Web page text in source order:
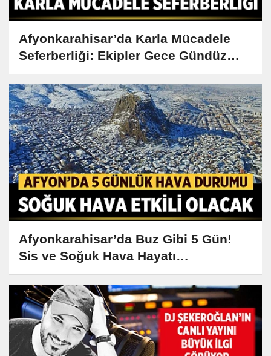
Afyonkarahisar’da Karla Mücadele
Seferberliği: Ekipler Gece Gündüz
Demeden Çalışıyor!
Afyonkarahisar’da Buz Gibi 5 Gün!
Sis ve Soğuk Hava Hayatı
Zorlaştıracak